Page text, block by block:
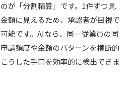
が「分割精算」です。1件ずつ見
額に見えるため、承認者が目視で
能です。AIなら、同一従業員の同
請頻度や金額のパターンを横断的
うした手口を効率的に検出できま